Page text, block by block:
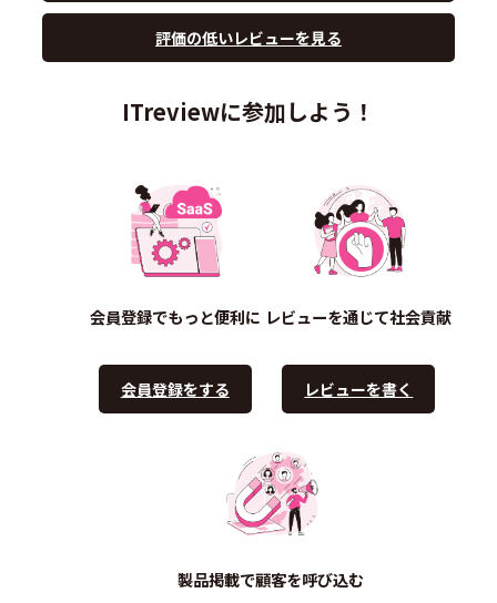
評価の低いレビューを見る
ITreviewに参加しよう！
会員登録でもっと便利に
会員登録をする
レビューを通じて社会貢献
レビューを書く
製品掲載で顧客を呼び込む